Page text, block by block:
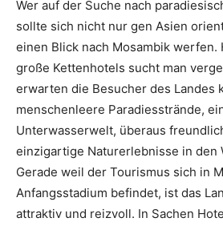
Wer auf der Suche nach
sollte sich nicht nur gen Asien
einen Blick nach Mosambik werfen.
große Kettenhotels sucht man
erwarten die Besucher des Landes
menschenleere Paradiesstrände,
Unterwasserwelt, überaus
einzigartige Naturerlebnisse in den
Gerade weil der Tourismus sich in
Anfangsstadium befindet, ist das
attraktiv und reizvoll. In Sachen